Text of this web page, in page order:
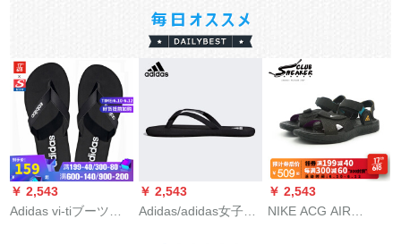
￥ 2,543
Adidas vi-tiブーツ
￥ 2,543
Adidas/adidas女子レ
￥ 2,543
NIKE ACG AIR